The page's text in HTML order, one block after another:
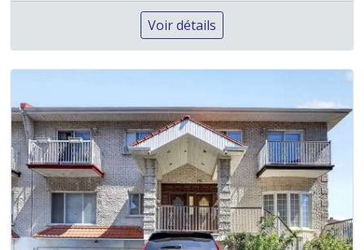
Voir détails